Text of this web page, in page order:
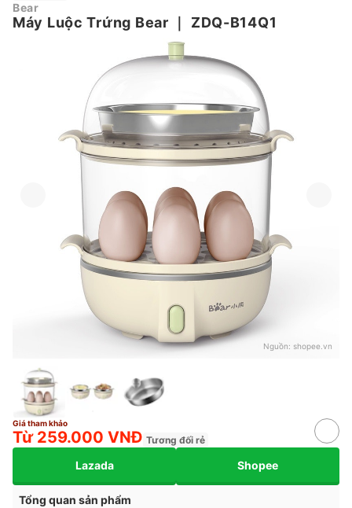
Bear
Máy Luộc Trứng Bear ZDQ-B14Q1
Nguồn: shopee.vn
Giá tham khảo
Từ 259.000 VNĐ Tương đối rẻ
Lazada Shopee
Tổng quan sản phẩm